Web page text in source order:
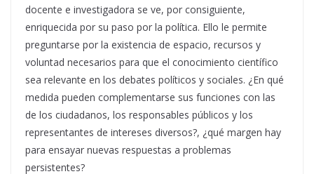
docente e investigadora se ve, por consiguiente,
enriquecida por su paso por la política. Ello le permite
preguntarse por la existencia de espacio, recursos y
voluntad necesarios para que el conocimiento científico
sea relevante en los debates políticos y sociales. ¿En qué
medida pueden complementarse sus funciones con las
de los ciudadanos, los responsables públicos y los
representantes de intereses diversos?, ¿qué margen hay
para ensayar nuevas respuestas a problemas
persistentes?